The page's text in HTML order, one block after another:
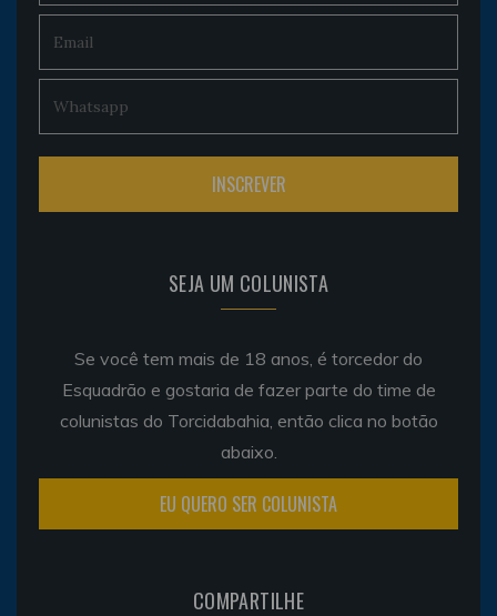
SEJA UM COLUNISTA
Se você tem mais de 18 anos, é torcedor do
Esquadrão e gostaria de fazer parte do time de
colunistas do Torcidabahia, então clica no botão
abaixo.
EU QUERO SER COLUNISTA
COMPARTILHE